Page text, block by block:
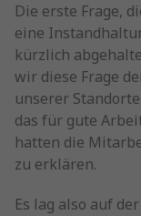
Die erste Frage,
eine
kürzlich
wir diese Frage
unserer
das für gute
hatten die
zu erklären.
Es lag also auf